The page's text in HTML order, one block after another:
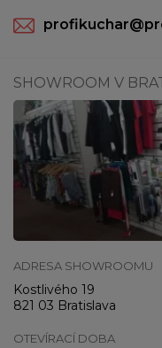
SHOWROOM V
ADRESA SHOWROOMU
Kostlivého 19
821 03 Bratislava
OTEVÍRACÍ DOBA